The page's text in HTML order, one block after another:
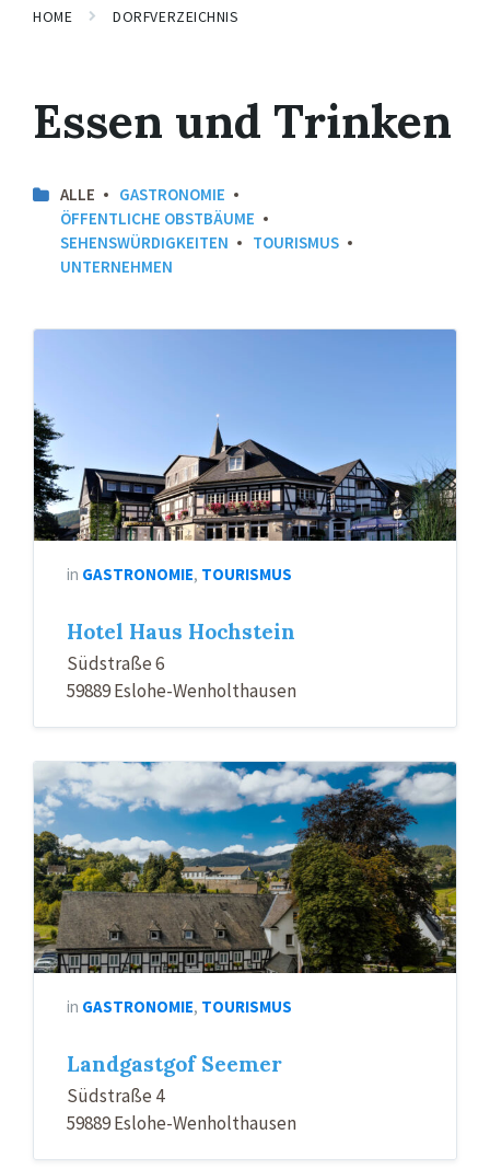
HOME DORFVERZEICHNIS
Essen und Trinken
ALLE
GASTRONOMIE
ÖFFENTLICHE OBSTBÄUME
SEHENSWÜRDIGKEITEN
TOURISMUS
UNTERNEHMEN
in GASTRONOMIE, TOURISMUS
Hotel Haus Hochstein
Südstraße 6
59889 Eslohe-Wenholthausen
in GASTRONOMIE, TOURISMUS
Landgastgof Seemer
Südstraße 4
59889 Eslohe-Wenholthausen